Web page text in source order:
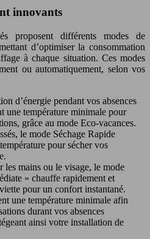
innovants
proposent différents modes de
d’optimiser la consommation
à chaque situation. Ces modes
ou automatiquement, selon vos
d’énergie pendant vos absences
une température minimale pour
grâce au mode Eco-vacances.
le mode Séchage Rapide
pour sécher vos
les mains ou le visage, le mode
» chauffe rapidement et
pour un confort instantané.
une température minimale afin
durant vos absences
ainsi votre installation de